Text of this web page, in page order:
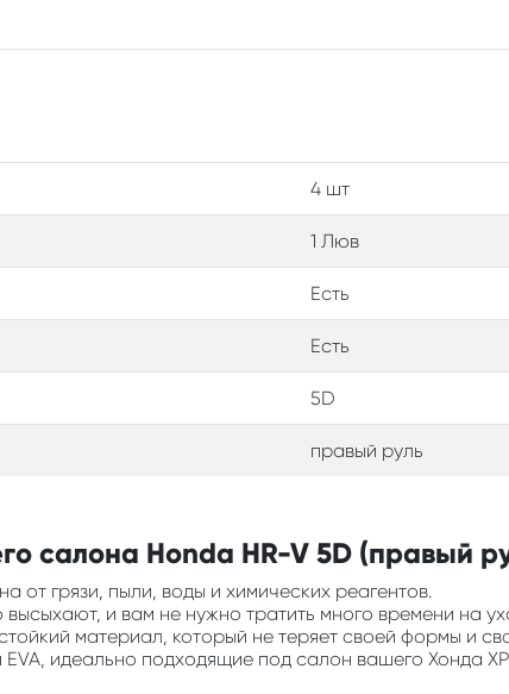
4 шт
1 Люв
Есть
Есть
5D
правый руль
салона Honda HR-V 5D (правый
от грязи, пыли, воды и химических реагентов.
высыхают, и вам не нужно тратить много времени на
материал, который не теряет своей формы и
EVA, идеально подходящие под салон вашего Хонда